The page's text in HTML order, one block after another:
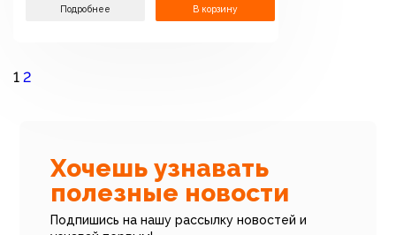
Подробнее В корзину
1 2
Хочешь узнавать
полезные новости
Подпишись на нашу рассылку новостей и